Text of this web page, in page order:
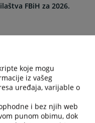
FBiH za 2026.
FBiH za 2025.
FBiH za 2024.
koje mogu
iz vašeg
uređaja, varijable o
i bez njih web
punom obimu, dok